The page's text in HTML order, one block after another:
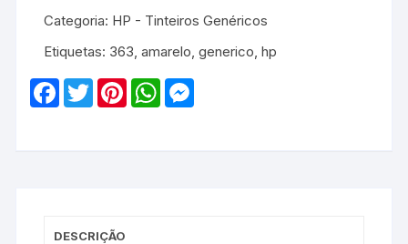
-
C8773EE
-
Genérico
-
Categoria: HP - Tinteiros Genéricos
Etiquetas: 363,amarelo,generico,hp
F
T
w
P
W
DESCRIÇÃO